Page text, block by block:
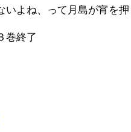
よね、って月島が宵を押
巻終了